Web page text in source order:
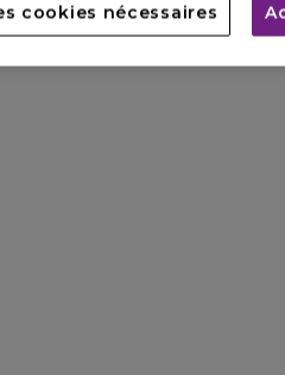
cookies nécessaires